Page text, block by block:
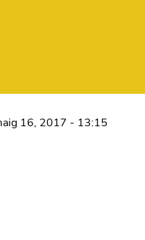
16, 2017 - 13:15